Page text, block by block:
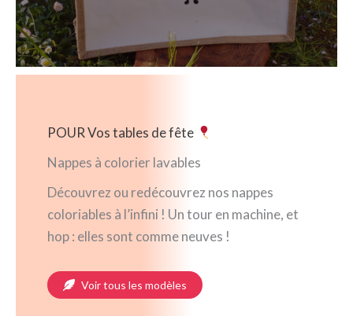
POUR Vos tables de fête
Nappes à colorier lavables
Découvrez ou redécouvrez nos nappes
coloriables à l’infini ! Un tour en machine, et
hop : elles sont comme neuves !
Voir tous les modèles